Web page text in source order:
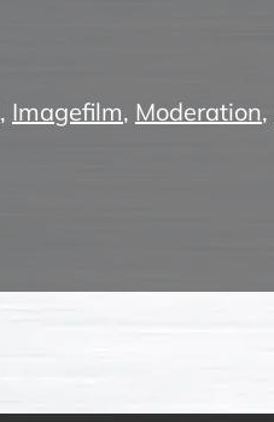
, Imagefilm, Moderation,